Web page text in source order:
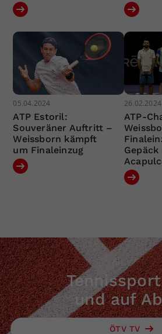
05.04.2024
ATP Estoril:
Souveräner Auftritt –
Weissborn kämpft
um Finaleinzug
26.02.2024
ATP-
Gepäck
und auf
ÖTV TV